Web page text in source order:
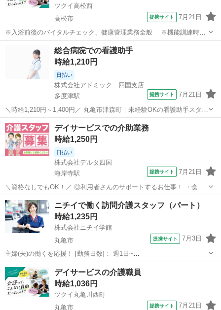
ツクイ高松西
高松市
提携サイト 7月21日
※入浴前後のバイタルチェック、健康管理業務全般 ※機能訓練時の
補助業務 ※他スタッフと連携してのケア業務全般 ※各種記録業務
なし ◆有期労働契約を更新...
介護
総合病院での看護助手
時給1,210円
日払い
株式会社アドミック 四国支店
多度津駅
提携サイト 7月21日
＼時給1,210円～1,400円／ 丸亀市津森町｜未経験OKの看護助手スタッ
フ募集 1日3h～の短時間や扶養内も歓迎！ 【お仕事内容】 病棟内での
患者様の生活サポート ・入浴介助、食事介助 ・病室の清掃、シーツ交
換、環境整...
香川 丸亀市 多度津駅
デイサービスでの介助業務
時給1,250円
日払い
株式会社デルタ四国
海岸寺駅
提携サイト 7月21日
＼資格なしでもOK！／ ◎利用者さんのサポートするお仕事！ ・食事
場所まで車いすを押して行ったり、 歩行のサポート ・ごはんを運ん
だり、食器を下げる作業 ・入浴時の服の脱ぎ着のサポート 他にも、利
用者さんの送迎等をおま...
香川 仲多度郡 海岸寺駅 介護
ニチイで働く訪問介護スタッフ（パート）
時給1,235円
株式会社ニチイ学館
丸亀市
提携サイト 7月3日
主婦(夫)の働くを応援！ [勤務日数]： 週1日~
10:00~16:00/09:00~15:00/08:00~12:00/09:00~17:00/10:00~18:00 月/
火/水/木/金/土/日 などから選べます [...
香川 ケアマネージャー
デイサービスの介護職員
時給1,036円
ツクイ丸亀川西町
丸亀市
提携サイト 7月21日